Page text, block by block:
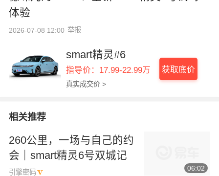
体验
2026-07-08 12:00 举报
smart精灵#6
指导价：17.99-22.99万
真实成交价 >
获取底价
相关推荐
260公里，一场与自己的约
会｜smart精灵6号双城记
引擎密码
06:02